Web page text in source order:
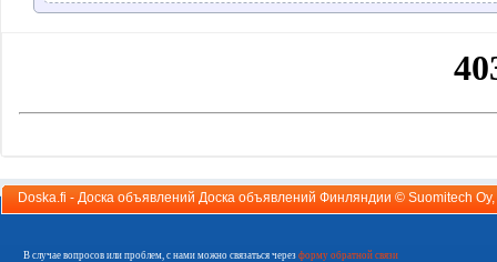
Doska.fi - Доска объявлений Доска объявлений Финляндии © Suomitech Oy
В случае вопросов или проблем, с нами можно связаться через форму обратной связи